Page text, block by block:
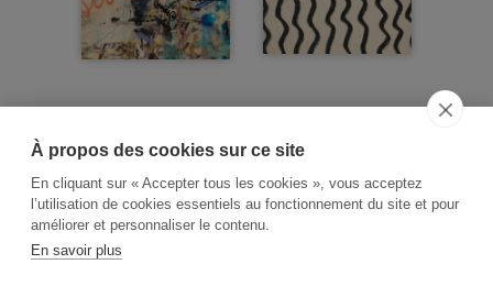
À propos des cookies sur ce site
En cliquant sur « Accepter tous les cookies », vous acceptez
l’utilisation de cookies essentiels au fonctionnement du site et pour
améliorer et personnaliser le contenu.
En savoir plus
RECHERCHE THÉMATIQUE